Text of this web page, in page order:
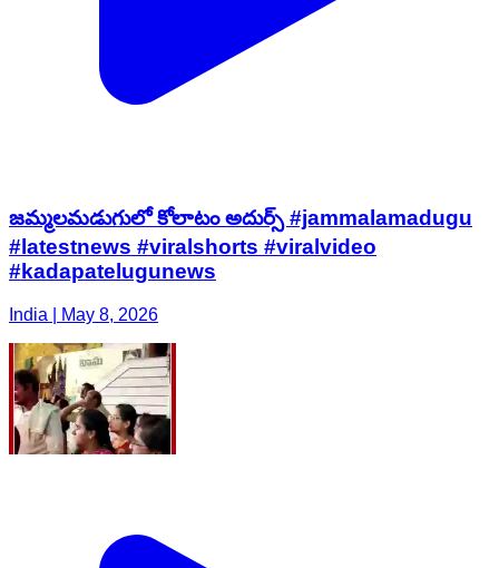
జమ్మలమడుగులో కోలాటం అదుర్స్ #jammalamadugu
#latestnews #viralshorts #viralvideo
#kadapatelugunews
India | May 8, 2026